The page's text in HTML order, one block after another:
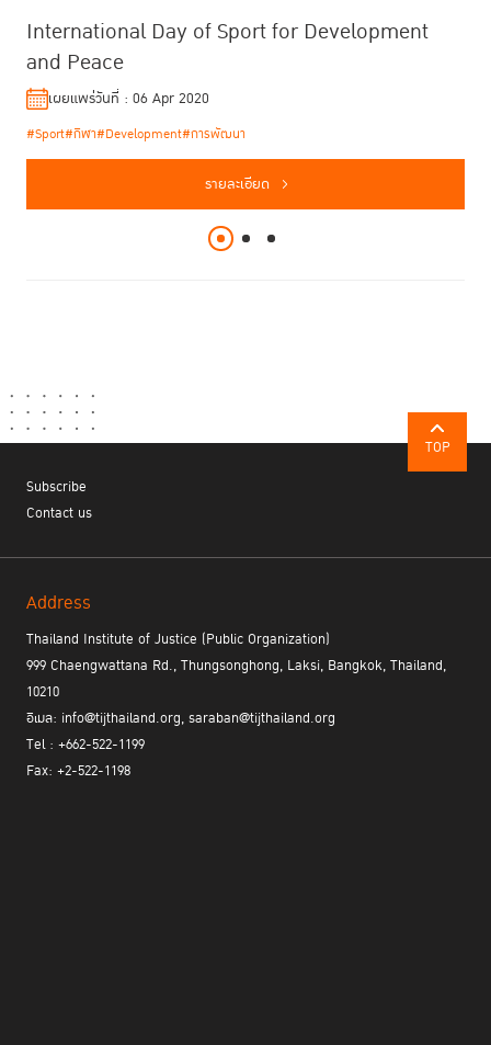
International Day of Sport for Development
and Peace
เผยแพร่วันที่ : 06 Apr 2020
#Sport#กีฬา#Development#การพัฒนา
รายละเอียด
TIJ Joins #16dayscampaign
เผยแพร่วันที่ : 12 Dec 2019
#TIJ Joins#16dayscampaign
Women's to Justice Perspectives from the
ASEAN region
เผยแพร่วันที่ : 24 Apr 2019
#ASEAN#Women#ผู้หญิง#อาเซียน
TOP
Subscribe
Contact us
Address
Thailand Institute of Justice (Public Organization)
999 Chaengwattana Rd., Thungsonghong, Laksi, Bangkok, Thailand,
10210
อีเมล: info@tijthailand.org, saraban@tijthailand.org
Tel : +662-522-1199
Fax: +2-522-1198